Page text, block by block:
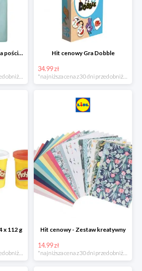
Hit cenowy - Dwustronna pościel z bawełny
*najniższa cena z 30 dni przed obniżką
Hit cenowy Gra Dobble
34.99 zł
*najniższa cena z 30 dni przed obniżką
x 112 g Hit cenowy - Zestaw kreatywny
14.99 zł